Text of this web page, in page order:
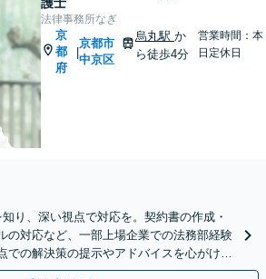
法律事務所なぎ
京
都
府
|
京都市
中京区
烏丸駅 か
ら徒歩4分
営業時間：本
日定休日
知り、深い視点で対応を。契約書の作成・
の対応など、一部上場企業での法務部経験
での解決策の提示やアドバイスを心がけま
面談OK】